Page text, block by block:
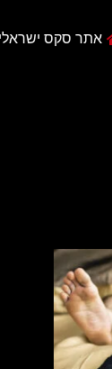
אתר סקס ישראלי